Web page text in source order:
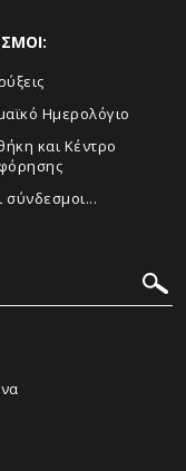
Ημερολόγιο
και Κέντρο
σύνδεσμοι...